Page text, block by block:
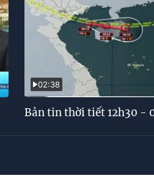
02:38
Bản tin thời tiết 12h30 -